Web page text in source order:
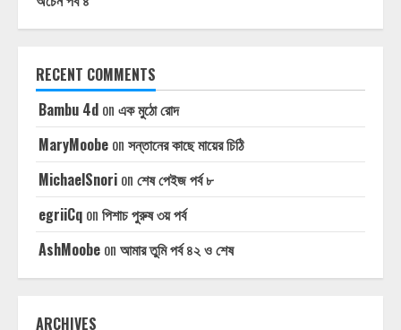
RECENT COMMENTS
Bambu 4d on এক মুঠো রোদ
MaryMoobe on সন্তানের কাছে মায়ের চিঠি
MichaelSnori on শেষ পেইজ পর্ব ৮
egriiCq on পিশাচ পুরুষ ৩য় পর্ব
AshMoobe on আমার তুমি পর্ব ৪২ ও শেষ
ARCHIVES